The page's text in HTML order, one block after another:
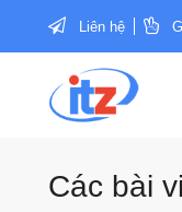
Liên hệ
Các bài